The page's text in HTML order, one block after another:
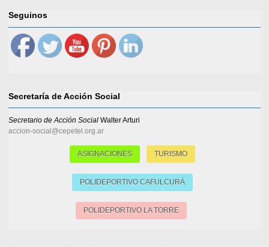
Seguinos
Secretaría de Acción Social
Secretario de Acción Social Walter Arturi
accion-social@cepetel.org.ar
ASIGNACIONES TURISMO
POLIDEPORTIVO CAFULCURÁ
POLIDEPORTIVO LA TORRE